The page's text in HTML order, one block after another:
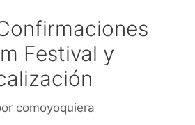
Festival y
comoyoquiera